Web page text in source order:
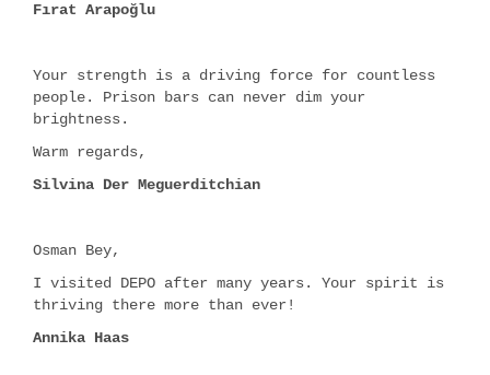
Fırat Arapoğlu
Your strength is a driving force for countless
people. Prison bars can never dim your
brightness.
Warm regards,
Silvina Der Meguerditchian
Osman Bey,
I visited DEPO after many years. Your spirit is
thriving there more than ever!
Annika Haas